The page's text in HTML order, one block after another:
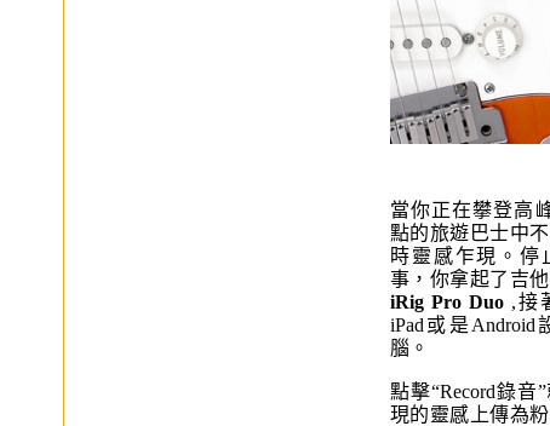
當你正在攀登高
點的旅遊巴士中
時靈感乍現。停
事，你拿起了吉
iRig Pro Duo ,接
iPad或是
腦。
點擊“Record錄音
現的靈感上傳為